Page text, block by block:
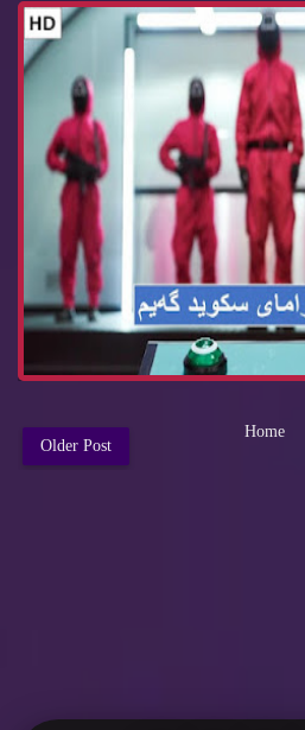
Older Post
Home